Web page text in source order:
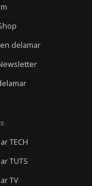
delamar
TECH
TUTS
TV